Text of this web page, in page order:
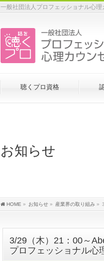
一般社団法人プロフェッショナル心
聴くプロ資格
お知らせ
HOME » お知らせ » 産業界の取り組み »
3/29（木）21：00～
プロフェッショナル心